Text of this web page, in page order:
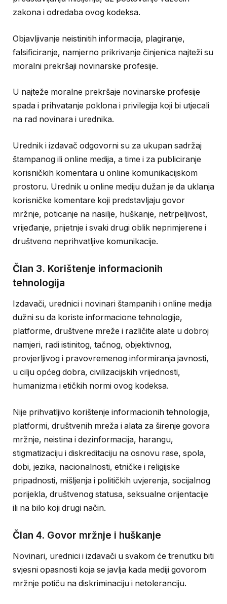
zakona i odredaba ovog kodeksa.
Objavljivanje neistinitih informacija, plagiranje,
falsificiranje, namjerno prikrivanje činjenica najteži su
moralni prekršaji novinarske profesije.
U najteže moralne prekršaje novinarske profesije
spada i prihvatanje poklona i privilegija koji bi utjecali
na rad novinara i urednika.
Urednik i izdavač odgovorni su za ukupan sadržaj
štampanog ili online medija, a time i za publiciranje
korisničkih komentara u online komunikacijskom
prostoru. Urednik u online mediju dužan je da uklanja
korisničke komentare koji predstavljaju govor
mržnje, poticanje na nasilje, huškanje, netrpeljivost,
vrijeđanje, prijetnje i svaki drugi oblik neprimjerene i
društveno neprihvatljive komunikacije.
Član 3. Korištenje informacionih
tehnologija
Izdavači, urednici i novinari štampanih i online medija
dužni su da koriste informacione tehnologije,
platforme, društvene mreže i različite alate u dobroj
namjeri, radi istinitog, tačnog, objektivnog,
provjerljivog i pravovremenog informiranja javnosti,
u cilju općeg dobra, civilizacijskih vrijednosti,
humanizma i etičkih normi ovog kodeksa.
Nije prihvatljivo korištenje informacionih tehnologija,
platformi, društvenih mreža i alata za širenje govora
mržnje, neistina i dezinformacija, harangu,
stigmatizaciju i diskreditaciju na osnovu rase, spola,
dobi, jezika, nacionalnosti, etničke i religijske
pripadnosti, mišljenja i političkih uvjerenja, socijalnog
porijekla, društvenog statusa, seksualne orijentacije
ili na bilo koji drugi način.
Član 4. Govor mržnje i huškanje
Novinari, urednici i izdavači u svakom će trenutku biti
svjesni opasnosti koja se javlja kada mediji govorom
mržnje potiču na diskriminaciju i netoleranciju.